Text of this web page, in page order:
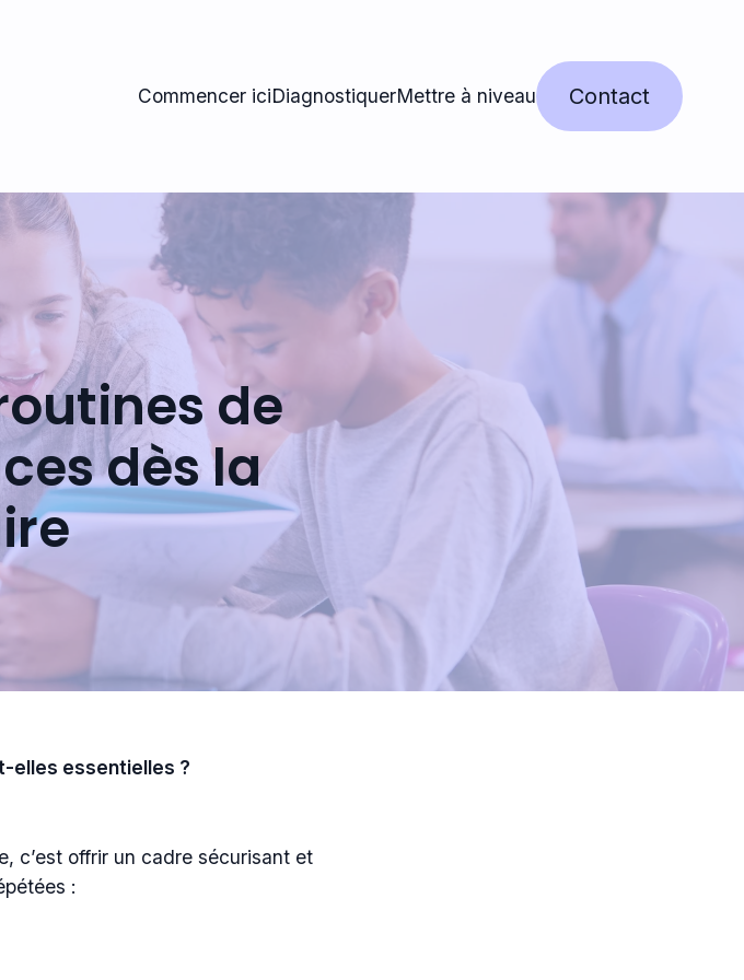
Commencer iciDiagnostiquerMettre à niveau Contact
de
dès la
elles essentielles ?
c’est offrir un cadre sécurisant et
: